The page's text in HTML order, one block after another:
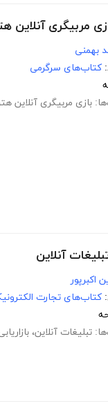
مربیگری آنلاین
بهمنی
کتاب‌های سرگرمی
بازی مربیگری آنلاین
آنلاین
اکبرپور
کتاب‌های تجارت
تبلیغات آنلاین،